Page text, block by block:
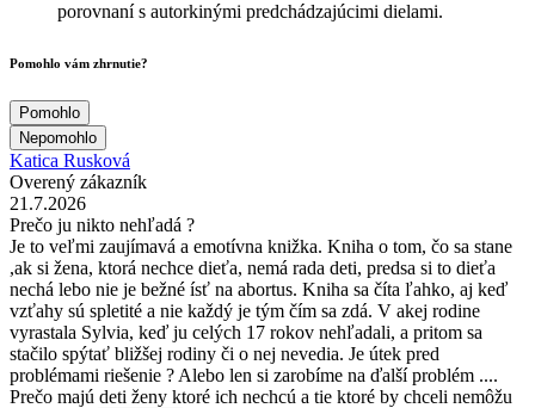
porovnaní s autorkinými predchádzajúcimi dielami.
Pomohlo vám zhrnutie?
Pomohlo
Nepomohlo
Katica Rusková
Overený zákazník
21.7.2026
Prečo ju nikto nehľadá ?
Je to veľmi zaujímavá a emotívna knižka. Kniha o tom, čo sa stane
,ak si žena, ktorá nechce dieťa, nemá rada deti, predsa si to dieťa
nechá lebo nie je bežné ísť na abortus. Kniha sa číta ľahko, aj keď
vzťahy sú spletité a nie každý je tým čím sa zdá. V akej rodine
vyrastala Sylvia, keď ju celých 17 rokov nehľadali, a pritom sa
stačilo spýtať bližšej rodiny či o nej nevedia. Je útek pred
problémami riešenie ? Alebo len si zarobíme na ďalší problém ....
Prečo majú deti ženy ktoré ich nechcú a tie ktoré by chceli nemôžu